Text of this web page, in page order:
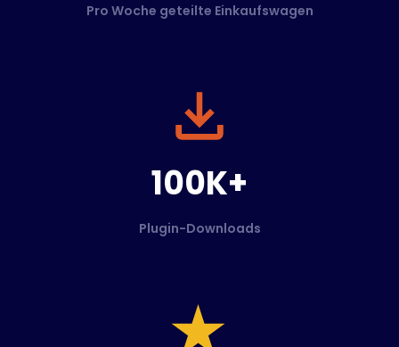
Pro Woche geteilte Einkaufswagen
100K+
Plugin-Downloads